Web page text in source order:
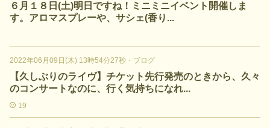
６月１８日(土)明日ですね！ミニミニイベント開催しま
す。アロマスプレーや、サシェ(香り...
2022年06月09日(木) 13時54分27秒 ・ ブログ
【久しぶりのライヴ】チケット先行発売のときから、久々
のコンサートなのに、行く気持ちになれ...
19